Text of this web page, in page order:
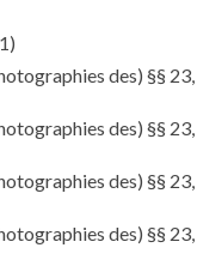
des) §§
des) §§
des) §§
des) §§